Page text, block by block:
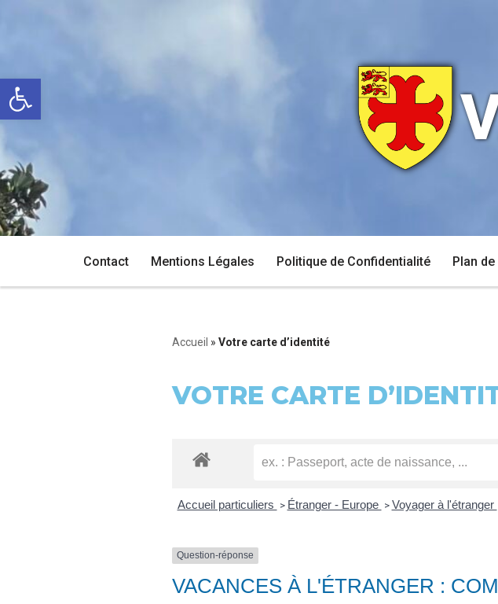
Ouvrir la barre d’outils
contenu
Contact Mentions Légales Politique de Confidentialité Plan
Accueil » Votre carte d’identité
VOTRE CARTE
Accueil particuliers > Étranger - Europe > Voyager à l'étranger
Question-réponse
VACANCES À L'ÉTRANGER :